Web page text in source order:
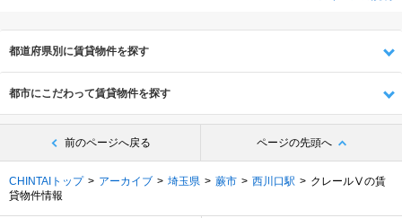
都道府県別に賃貸物件を探す
都市にこだわって賃貸物件を探す
前のページへ戻る ページの先頭へ
CHINTAIトップ アーカイブ 埼玉県 蕨市 西川口駅
クレールⅤの賃
貸物件情報